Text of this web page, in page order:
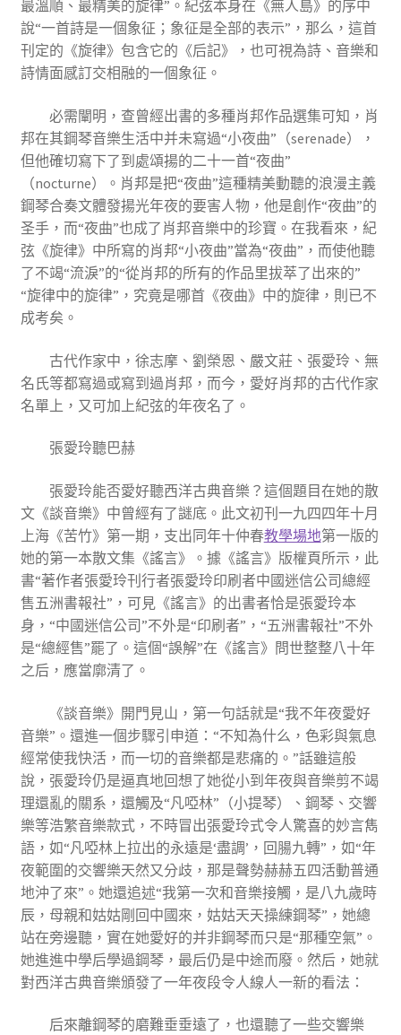
最溫順、最精美的旋律”。紀弦本身在《無人島》的序中
說“一首詩是一個象征；象征是全部的表示”，那么，這首
刊定的《旋律》包含它的《后記》，也可視為詩、音樂和
詩情面感訂交相融的一個象征。
必需闡明，查曾經出書的多種肖邦作品選集可知，肖
邦在其鋼琴音樂生活中并未寫過“小夜曲”（serenade），
但他確切寫下了到處頌揚的二十一首“夜曲”
（nocturne）。肖邦是把“夜曲”這種精美動聽的浪漫主義
鋼琴合奏文體發揚光年夜的要害人物，他是創作“夜曲”的
圣手，而“夜曲”也成了肖邦音樂中的珍寶。在我看來，紀
弦《旋律》中所寫的肖邦“小夜曲”當為“夜曲”，而使他聽
了不竭“流淚”的“從肖邦的所有的作品里拔萃了出來的”
“旋律中的旋律”，究竟是哪首《夜曲》中的旋律，則已不
成考矣。
古代作家中，徐志摩、劉榮恩、嚴文莊、張愛玲、無
名氏等都寫過或寫到過肖邦，而今，愛好肖邦的古代作家
名單上，又可加上紀弦的年夜名了。
張愛玲聽巴赫
張愛玲能否愛好聽西洋古典音樂？這個題目在她的散
文《談音樂》中曾經有了謎底。此文初刊一九四四年十月
上海《苦竹》第一期，支出同年十仲春教學場地第一版的
她的第一本散文集《謠言》。據《謠言》版權頁所示，此
書“著作者張愛玲刊行者張愛玲印刷者中國迷信公司總經
售五洲書報社”，可見《謠言》的出書者恰是張愛玲本
身，“中國迷信公司”不外是“印刷者”，“五洲書報社”不外
是“總經售”罷了。這個“誤解”在《謠言》問世整整八十年
之后，應當廓清了。
《談音樂》開門見山，第一句話就是“我不年夜愛好
音樂”。還進一個步驟引申道：“不知為什么，色彩與氣息
經常使我快活，而一切的音樂都是悲痛的。”話雖這般
說，張愛玲仍是逼真地回想了她從小到年夜與音樂剪不竭
理還亂的關系，還觸及“凡啞林”（小提琴）、鋼琴、交響
樂等浩繁音樂款式，不時冒出張愛玲式令人驚喜的妙言雋
語，如“凡啞林上拉出的永遠是‘盡調’，回腸九轉”，如“年
夜範圍的交響樂天然又分歧，那是聲勢赫赫五四活動普通
地沖了來”。她還追述“我第一次和音樂接觸，是八九歲時
辰，母親和姑姑剛回中國來，姑姑天天操練鋼琴”，她總
站在旁邊聽，實在她愛好的并非鋼琴而只是“那種空氣”。
她進進中學后學過鋼琴，最后仍是中途而廢。然后，她就
對西洋古典音樂頒發了一年夜段令人線人一新的看法：
后來離鋼琴的磨難垂垂遠了，也還聽了一些交響樂